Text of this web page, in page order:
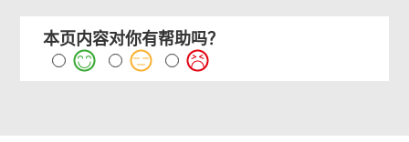
本页内容对你有帮助吗？